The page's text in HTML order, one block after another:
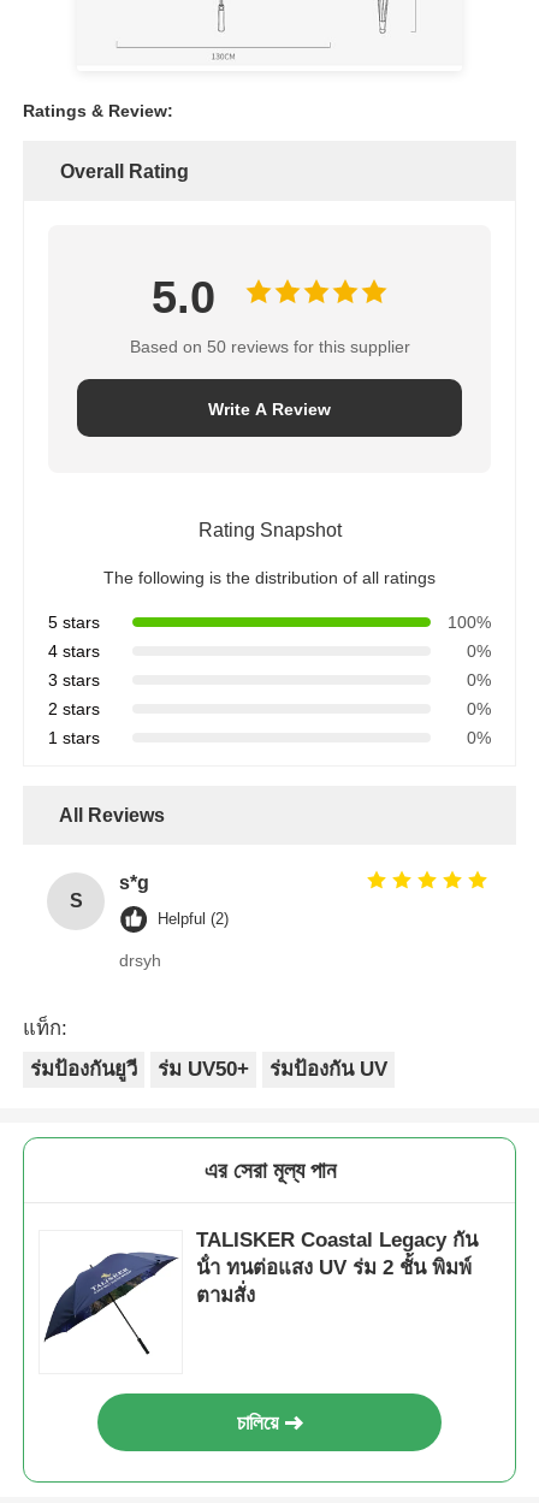
Ratings & Review:
Overall Rating
5.0
Based on 50 reviews for this supplier
Write A Review
Rating Snapshot
The following is the distribution of all ratings
5 stars
100%
4 stars
0%
3 stars
0%
2 stars
0%
1 stars
0%
All Reviews
S
s*g
Helpful (2)
drsyh
แท็ก:
ร่มป้องกันยูวี
ร่ม UV50+ ร่มป้องกัน UV
এর সেরা মূল্য পান
TALISKER Coastal Legacy กัน
น้ํา ทนต่อแสง UV ร่ม 2 ชั้น พิมพ์
ตามสั่ง
চালিয়ে